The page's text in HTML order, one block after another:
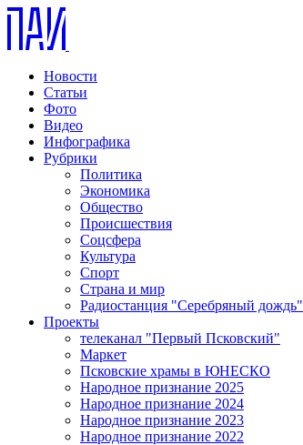
Новости
Статьи
Фото
Видео
Инфографика
Рубрики
Политика
Экономика
Общество
Происшествия
Соцсфера
Культура
Спорт
Страна и мир
Радиостанция "Серебряный дождь"
Проекты
телеканал "Первый Псковский"
Маркет
Псковские храмы в ЮНЕСКО
Народное признание 2025
Народное признание 2024
Народное признание 2023
Народное признание 2022